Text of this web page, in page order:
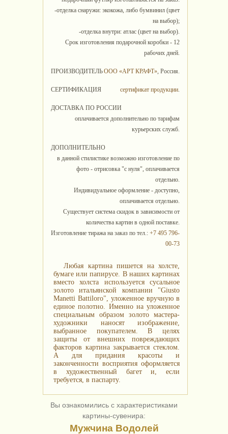
-отделка снаружи: экокожа, либо бумвинил (цвет
на выбор);
-отделка внутри: атлас (цвет на выбор).
Срок изготовления подарочной коробки - 12
рабочих дней.
ПРОИЗВОДИТЕЛЬООО «АРТ КРАФТ», Россия.
СЕРТИФИКАЦИЯ сертификат продукции.
ДОСТАВКА ПО РОССИИ
оплачивается дополнительно по тарифам
курьерских служб.
ДОПОЛНИТЕЛЬНО
в данной стилистике возможно изготовление по
фото - отрисовка "с нуля", оплачивается
отдельно.
Индивидуальное оформление - доступно,
оплачивается отдельно.
Существует система скидок в зависимости от
количества картин в одной поставке.
Изготовление тиража на заказ по тел.: +7 495 796-
00-73
Любая картина пишется на холсте,
бумаге или папирусе. В наших картинах
вместо холста используется сусальное
золото итальянской компании "Giusto
Manetti Battiloro", уложенное вручную в
единое полотно. Именно на уложенное
специальным образом золото мастера-
художники наносят изображение,
выбранное покупателем. В целях
защиты от внешних повреждающих
факторов картина закрывается стеклом.
А для придания красоты и
законченности восприятия оформляется
в художественный багет и, если
требуется, в паспарту.
Вы ознакомились с характеристиками
картины-сувенира:
Мужчина Водолей